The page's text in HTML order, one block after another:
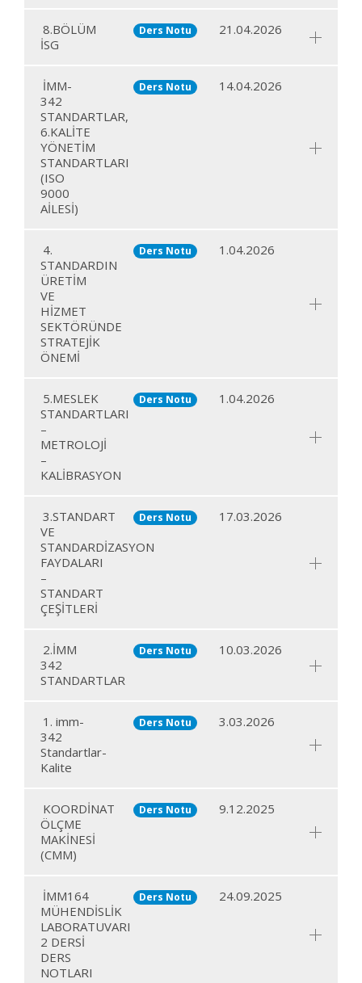
8.BÖLÜM
İSG
Ders Notu 21.04.2026
İMM-
342
STANDARTLAR,
6.KALİTE
YÖNETİM
STANDARTLARI
(ISO
9000
AİLESİ)
Ders Notu 14.04.2026
4.
STANDARDIN
ÜRETİM
VE
HİZMET
SEKTÖRÜNDE
STRATEJİK
ÖNEMİ
Ders Notu 1.04.2026
5.MESLEK
STANDARTLARI
–
METROLOJİ
–
KALİBRASYON
Ders Notu 1.04.2026
3.STANDART
VE
STANDARDİZASYON
FAYDALARI
–
STANDART
ÇEŞİTLERİ
Ders Notu 17.03.2026
2.İMM
342
STANDARTLAR
Ders Notu 10.03.2026
1. imm-
342
Standartlar-
Kalite
Ders Notu 3.03.2026
KOORDİNAT
ÖLÇME
MAKİNESİ
(CMM)
Ders Notu 9.12.2025
İMM164
MÜHENDİSLİK
LABORATUVARI
2 DERSİ
DERS
NOTLARI
Ders Notu 24.09.2025